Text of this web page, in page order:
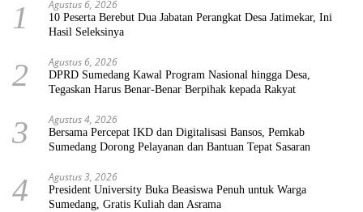
1 Agustus 6, 2026
10 Peserta Berebut Dua Jabatan Perangkat Desa Jatimekar, Ini
Hasil Seleksinya
2 Agustus 6, 2026
DPRD Sumedang Kawal Program Nasional hingga Desa,
Tegaskan Harus Benar-Benar Berpihak kepada Rakyat
3 Agustus 4, 2026
Bersama Percepat IKD dan Digitalisasi Bansos, Pemkab
Sumedang Dorong Pelayanan dan Bantuan Tepat Sasaran
4 Agustus 3, 2026
President University Buka Beasiswa Penuh untuk Warga
Sumedang, Gratis Kuliah dan Asrama